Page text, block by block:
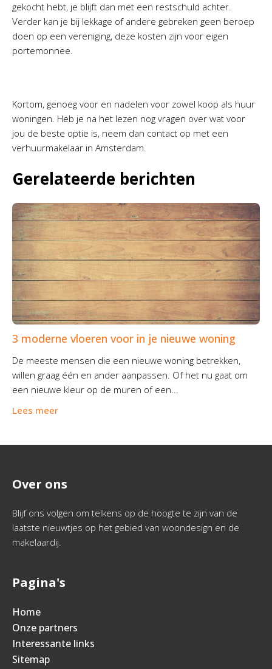
gekocht hebt, je blijft dan met een restschuld achter.
Verder kan je bij lekkage of andere gebreken geen beroep
doen op een vereniging, deze kosten zijn voor eigen
portemonnee.
Kortom, genoeg voor en nadelen voor zowel koop als huur
woningen. Heb je na het lezen nog vragen over wat voor
jou de beste optie is, neem dan contact op met een
verhuurmakelaar in Amsterdam.
Gerelateerde berichten
3 moderne vloeren voor in je nieuwe woning
De meeste mensen die een nieuwe woning betrekken,
willen graag één en ander aanpassen. Of het nu gaat om
een nieuwe kleur op de muren of een...
Lees meer
Over ons
Blijf ons volgen om telkens op de hoogte te zijn van de
laatste nieuwtjes op het gebied van woondesign en de
makelaardij.
Pagina's
Home
Onze partners
Interessante links
Sitemap